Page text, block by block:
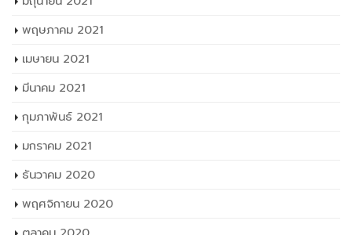
ตุลาคม 2021
กันยายน 2021
สิงหาคม 2021
กรกฎาคม 2021
มิถุนายน 2021
พฤษภาคม 2021
เมษายน 2021
มีนาคม 2021